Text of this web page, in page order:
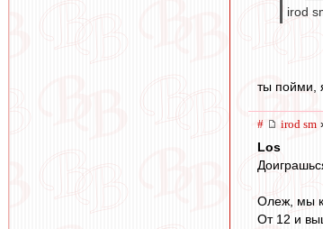
irod
ты пойми,
# irod sm
Los
Олеж, мы
От 12 и